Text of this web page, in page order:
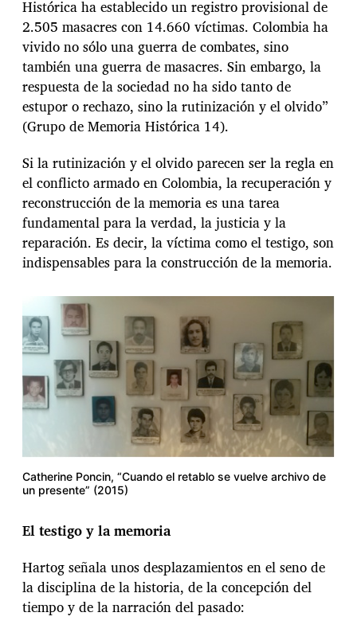
Histórica ha establecido un registro provisional de
2.505 masacres con 14.660 víctimas. Colombia ha
vivido no sólo una guerra de combates, sino
también una guerra de masacres. Sin embargo, la
respuesta de la sociedad no ha sido tanto de
estupor o rechazo, sino la rutinización y el olvido”
(Grupo de Memoria Histórica 14).
Si la rutinización y el olvido parecen ser la regla en
el conflicto armado en Colombia, la recuperación y
reconstrucción de la memoria es una tarea
fundamental para la verdad, la justicia y la
reparación. Es decir, la víctima como el testigo, son
indispensables para la construcción de la memoria.
Catherine Poncin, “Cuando el retablo se vuelve archivo de
un presente” (2015)
El testigo y la memoria
Hartog señala unos desplazamientos en el seno de
la disciplina de la historia, de la concepción del
tiempo y de la narración del pasado: